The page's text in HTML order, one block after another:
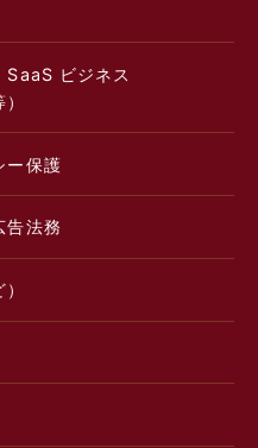
SaaS ビジネス
ー保護
告法務